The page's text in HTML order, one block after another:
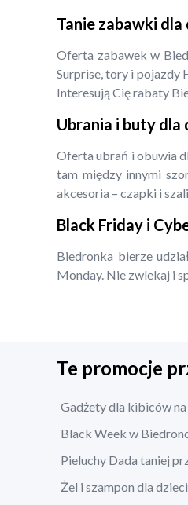
Tanie zabawki
Oferta zabawek w
Surprise, tory i pojazdy
Interesują Cię rabaty
Ubrania i buty dla
Oferta ubrań i obuwia
tam między innymi
akcesoria – czapki i
Black Friday i
Biedronka bierze
Monday. Nie zwlekaj i
Te promocje
Gadżety dla kibiców
Black Week w
Pieluchy Dada taniej
Żel i szampon dla